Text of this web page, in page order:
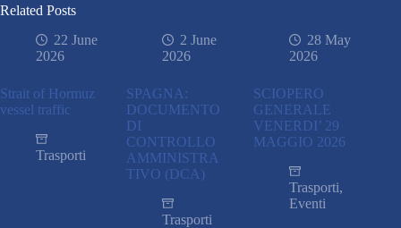
Related Posts
22 June
2026
Strait of Hormuz
vessel traffic
Trasporti
2 June
2026
SPAGNA:
DOCUMENTO
DI
CONTROLLO
AMMINISTRA
TIVO (DCA)
Trasporti
28 May
2026
SCIOPERO
GENERALE
VENERDI’ 29
MAGGIO 2026
Trasporti,
Eventi